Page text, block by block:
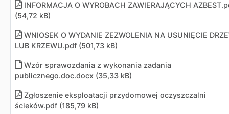
INFORMACJA O WYROBACH ZAWIERAJĄCYCH
(54,72 kB)
WNIOSEK O WYDANIE ZEZWOLENIA NA USUNIĘCIE
LUB KRZEWU.pdf (501,73 kB)
Wzór sprawozdania z wykonania zadania
publicznego.doc.docx (35,33 kB)
Zgłoszenie eksploatacji przydomowej oczyszczalni
ścieków.pdf (185,79 kB)